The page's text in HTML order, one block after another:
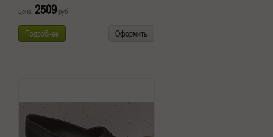
цена: 2509 руб.
Подробнее Оформить